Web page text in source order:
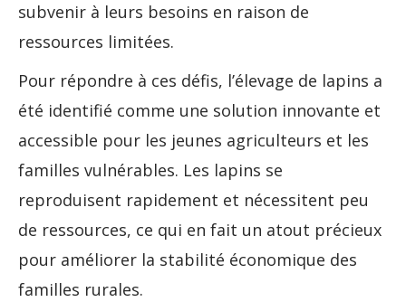
subvenir à leurs besoins en raison de
ressources limitées.
Pour répondre à ces défis, l’élevage de lapins a
été identifié comme une solution innovante et
accessible pour les jeunes agriculteurs et les
familles vulnérables. Les lapins se
reproduisent rapidement et nécessitent peu
de ressources, ce qui en fait un atout précieux
pour améliorer la stabilité économique des
familles rurales.